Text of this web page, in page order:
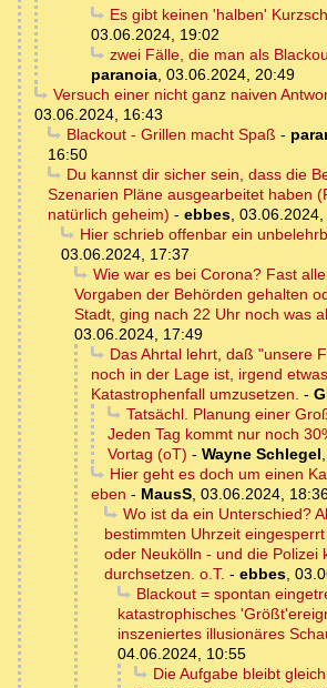
Es gibt keinen 'halben'
03.06.2024, 19:02
zwei Fälle, die man als
paranoia, 03.06.2024, 20:49
Versuch einer nicht ganz naiven
03.06.2024, 16:43
Blackout - Grillen macht Spaß -
16:50
Du kannst dir sicher sein, dass die
Szenarien Pläne ausgearbeitet haben
natürlich geheim) - ebbes,
Hier schrieb offenbar ein
03.06.2024, 17:37
Wie war es bei Corona? Fast
Vorgaben der Behörden gehalten
Stadt, ging nach 22 Uhr noch was
03.06.2024, 17:49
Das Ahrtal lehrt, daß "unsere
noch in der Lage ist, irgend
Katastrophenfall umzusetzen. -
Tatsächl. Planung einer
Jeden Tag kommt nur noch
Vortag (oT) - Wayne Schlegel,
Hier geht es doch um einen
eben - MausS, 03.06.2024,
Wo ist da ein Unterschied?
bestimmten Uhrzeit
oder Neukölln - und die Polizei
durchsetzen. o.T. - ebbes,
Blackout = spontan
katastrophisches
inszeniertes illusionäres
04.06.2024, 10:55
Die Aufgabe bleibt